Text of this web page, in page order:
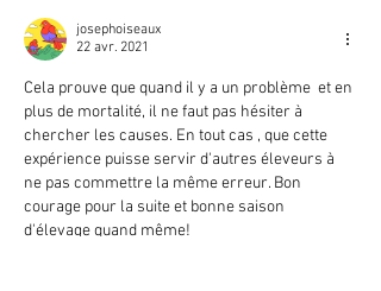
josephoiseaux
22 avr. 2021
Cela prouve que quand il y a un problème  et en
plus de mortalité, il ne faut pas hésiter à
chercher les causes. En tout cas , que cette
expérience puisse servir d'autres éleveurs à
ne pas commettre la même erreur. Bon
courage pour la suite et bonne saison
d'élevage quand même!